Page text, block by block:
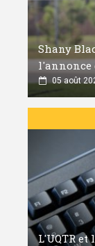
Shany
l'annonce
05 août
L'UQTR